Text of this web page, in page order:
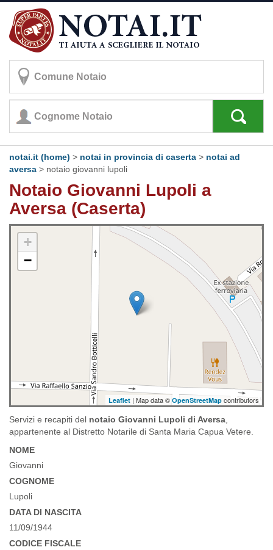
notai.it (home) > notai in provincia di caserta > notai ad
aversa > notaio giovanni lupoli
Notaio Giovanni Lupoli a
Aversa (Caserta)
+
−
Leaflet | Map data © OpenStreetMap contributors
Servizi e recapiti del notaio Giovanni Lupoli di Aversa
appartenente al Distretto Notarile di Santa Maria Capua Vetere.
NOME
Giovanni
COGNOME
Lupoli
DATA DI NASCITA
11/09/1944
CODICE FISCALE